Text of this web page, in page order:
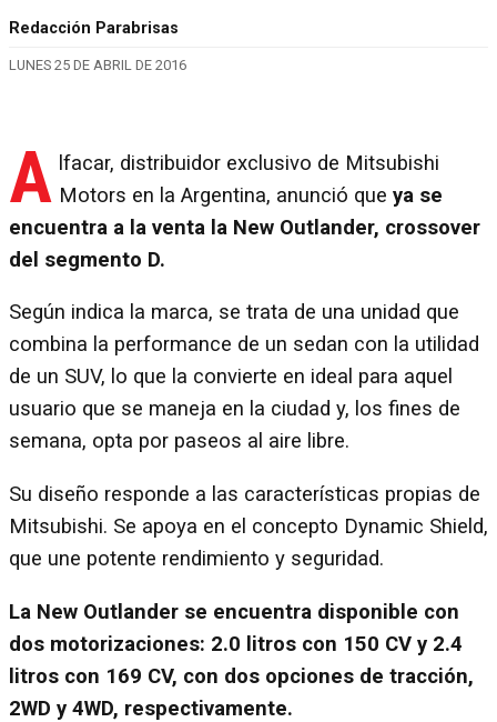
Redacción Parabrisas
LUNES 25 DE ABRIL DE 2016
A lfacar, distribuidor exclusivo de Mitsubishi
Motors en la Argentina, anunció que ya se
encuentra a la venta la New Outlander, crossover
del segmento D.
Según indica la marca, se trata de una unidad que
combina la performance de un sedan con la utilidad
de un SUV, lo que la convierte en ideal para aquel
usuario que se maneja en la ciudad y, los fines de
semana, opta por paseos al aire libre.
Su diseño responde a las características propias de
Mitsubishi. Se apoya en el concepto Dynamic Shield,
que une potente rendimiento y seguridad.
La New Outlander se encuentra disponible con
dos motorizaciones: 2.0 litros con 150 CV y 2.4
litros con 169 CV, con dos opciones de tracción,
2WD y 4WD, respectivamente.